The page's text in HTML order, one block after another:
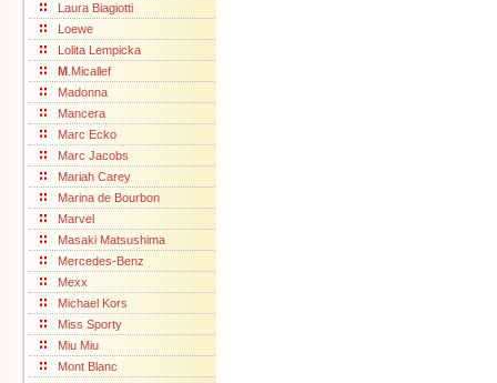
Laura Biagiotti
Loewe
Lolita Lempicka
M .Micallef
Madonna
Mancera
Marc Ecko
Marc Jacobs
Mariah Carey
Marina de Bourbon
Marvel
Masaki Matsushima
Mercedes-Benz
Mexx
Michael Kors
Miss Sporty
Miu Miu
Mont Blanc